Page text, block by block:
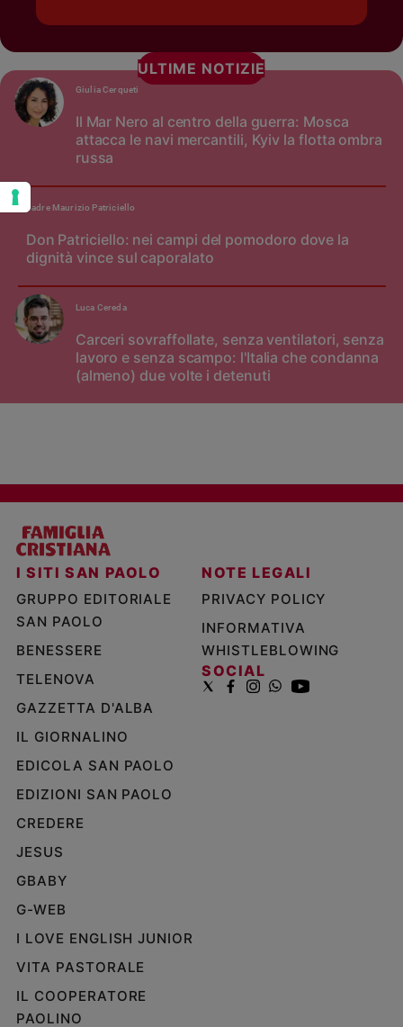
ULTIME NOTIZIE
Il Mar Nero al centro della guerra: Mosca
attacca le navi mercantili, Kyiv la flotta ombra
russa
Giulia Cerqueti
Don Patriciello: nei campi del pomodoro dove la
dignità vince sul caporalato
padre Maurizio Patriciello
Carceri sovraffollate, senza ventilatori, senza
lavoro e senza scampo: l'Italia che condanna
(almeno) due volte i detenuti
Luca Cereda
I SITI SAN PAOLO
GRUPPO EDITORIALE
SAN PAOLO
BENESSERE
TELENOVA
GAZZETTA D'ALBA
IL GIORNALINO
EDICOLA SAN PAOLO
EDIZIONI SAN PAOLO
CREDERE
JESUS
GBABY
G-WEB
I LOVE ENGLISH JUNIOR
VITA PASTORALE
IL COOPERATORE
PAOLINO
NOTE LEGALI
PRIVACY POLICY
INFORMATIVA
WHISTLEBLOWING
SOCIAL